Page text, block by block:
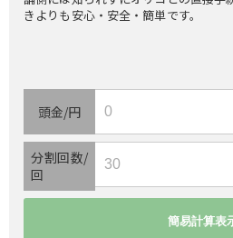
きよりも安心・安全・簡単です。
頭金/円
分割回数/
回